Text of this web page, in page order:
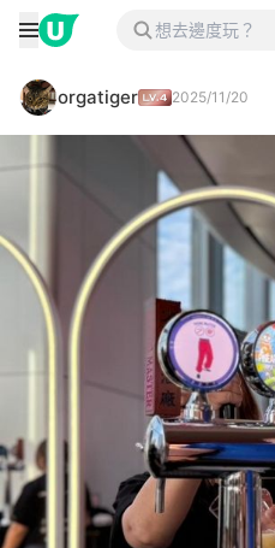
orgatiger 2025/11/20